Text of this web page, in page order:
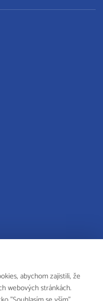
abychom zajistili, že
webových stránkách.